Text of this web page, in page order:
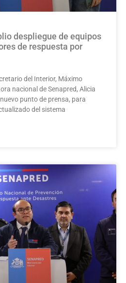
despliegue de equipos
de respuesta por
del Interior, Máximo
nacional de Senapred, Alicia
punto de prensa, para
del sistema